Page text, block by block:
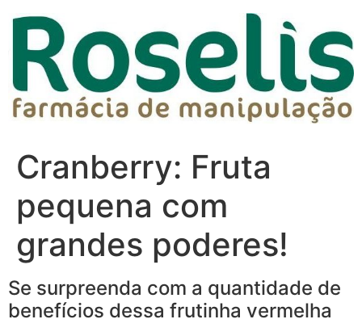
Cranberry: Fruta
pequena com
grandes poderes!
Se surpreenda com a quantidade de
benefícios dessa frutinha vermelha